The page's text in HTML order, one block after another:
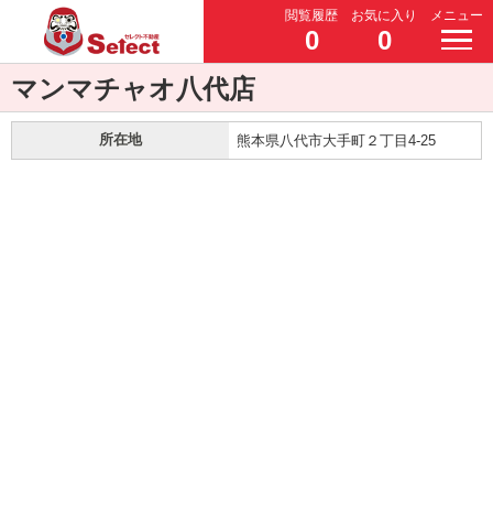
閲覧履歴
0
お気に入り
0
メニュー
マンマチャオ八代店
所在地 熊本県八代市大手町２丁目4-25